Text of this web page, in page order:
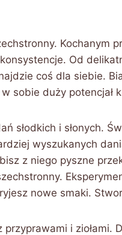
Kochanym
Od
coś dla siebie.
sobie duży potencjał
słodkich i słonych.
wyszukanych
z niego pyszne
nowe smaki.
przyprawami i ziołami.